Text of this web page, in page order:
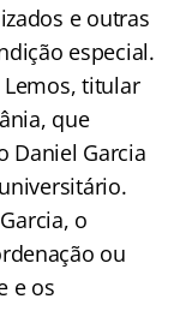
e outras
especial.
Lemos, titular
que
Daniel Garcia
o
ou
e os